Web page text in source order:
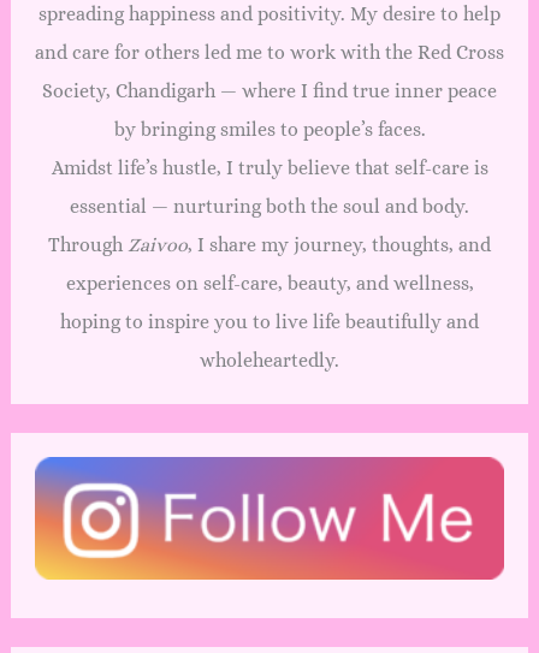
spreading happiness and positivity. My desire to help
and care for others led me to work with the Red Cross
Society, Chandigarh — where I find true inner peace
by bringing smiles to people’s faces.
Amidst life’s hustle, I truly believe that self-care is
essential — nurturing both the soul and body.
Through Zaivoo, I share my journey, thoughts, and
experiences on self-care, beauty, and wellness,
hoping to inspire you to live life beautifully and
wholeheartedly.